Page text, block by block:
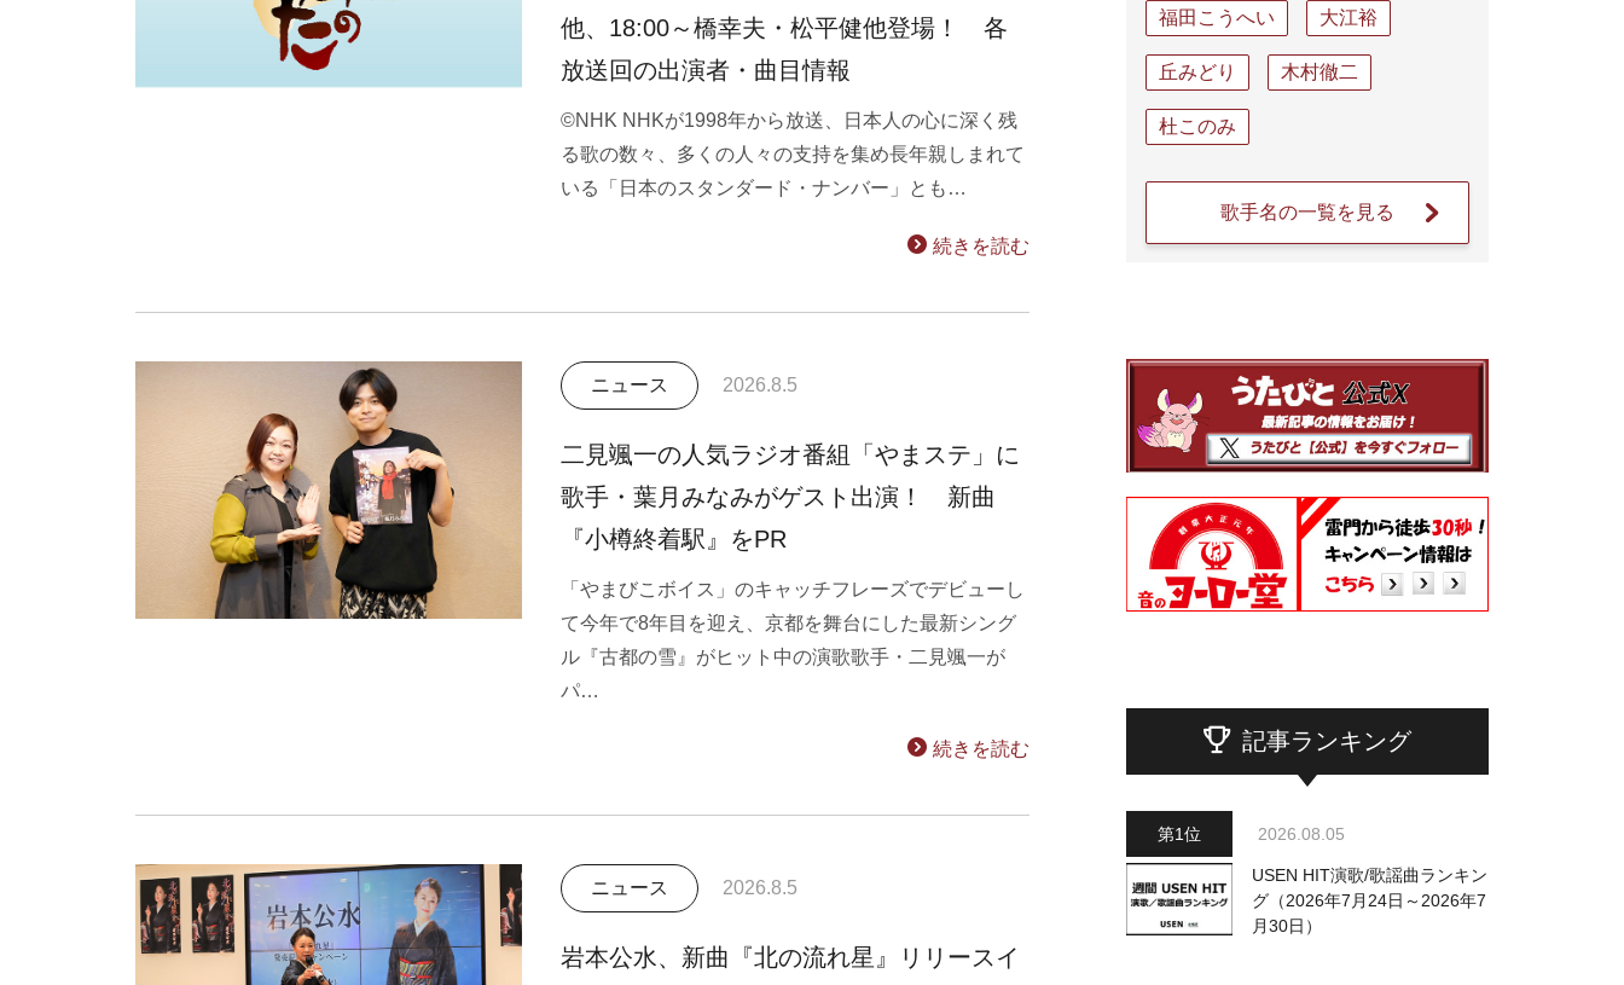
他、18:00～橋幸夫・松平健他登場！ 各
放送回の出演者・曲目情報
©NHK NHKが1998年から放送、日本人の心に深く残
る歌の数々、多くの人々の支持を集め長年親しまれて
いる「日本のスタンダード・ナンバー」とも…
続きを読む
ニュース 2026.8.5
二見颯一の人気ラジオ番組「やまステ」に
歌手・葉月みなみがゲスト出演！ 新曲
『小樽終着駅』をPR
「やまびこボイス」のキャッチフレーズでデビューし
て今年で8年目を迎え、京都を舞台にした最新シング
ル『古都の雪』がヒット中の演歌歌手・二見颯一が
パ…
続きを読む
ニュース 2026.8.5
岩本公水、新曲『北の流れ星』リリースイ
福田こうへい 大江裕
丘みどり 木村徹二
杜このみ
歌手名の一覧を見る
記事ランキング
2026.08.05
USEN HIT演歌/歌謡曲ランキン
グ（2026年7月24日～2026年7
月30日）